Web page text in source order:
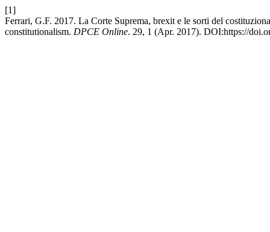
[1]
Ferrari, G.F. 2017. La Corte Suprema, brexit e le sorti del
constitutionalism. DPCE Online. 29, 1 (Apr. 2017). DOI:https://